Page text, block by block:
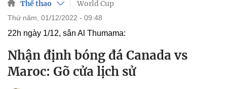
Thể thao World Cup
thứ năm, 01/12/2022 - 09:48
22h ngày 1/12, sân Al Thumama:
Nhận định bóng đá Canada vs
Maroc: Gõ cửa lịch sử